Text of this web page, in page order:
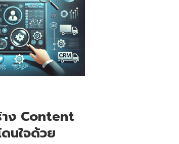
ง Content
นใจด้วย